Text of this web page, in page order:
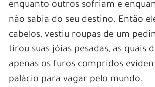
enquanto outros sofriam e
não sabia do seu destino. Então
cabelos, vestiu roupas de um
tirou suas jóias pesadas, as quais
apenas os furos compridos
palácio para vagar pelo mundo.